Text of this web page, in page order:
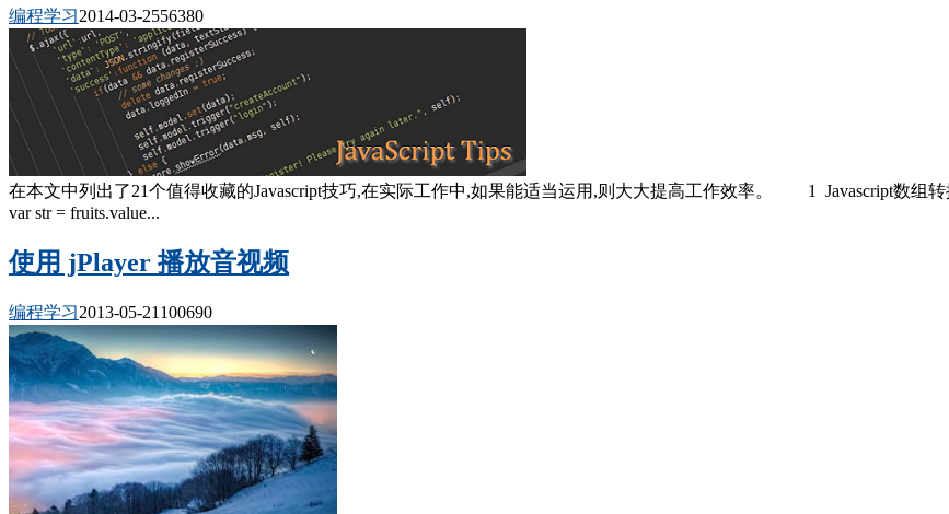
编程学习2014-03-2556380
在本文中列出了21个值得收藏的Javascript技巧,在实际工作中,如果能适当运用,则大大提高工作效率。 1 Javascript数组转换
var str = fruits.value...
使用 jPlayer 播放音视频
编程学习2013-05-21 100690